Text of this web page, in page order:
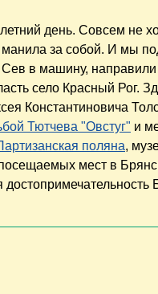
день. Совсем не
за собой. И мы
в машину, направили
село Красный Рог.
Константиновича
Тютчева "Овстуг" и
поляна,
мест в